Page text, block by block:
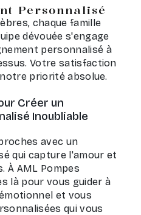
Personnalisé
chaque famille
dévouée s'engage
personnalisé à
Votre satisfaction
priorité absolue.
Créer un
Inoubliable
avec un
qui capture l'amour et
À AML Pompes
là pour vous guider à
et vous
qui vous